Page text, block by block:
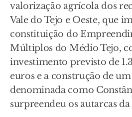
valorização agrícola dos
Vale do Tejo e Oeste, que
constituição do
Múltiplos do Médio Tejo,
investimento previsto de
euros e a construção de
denominada como
surpreendeu os autarcas da